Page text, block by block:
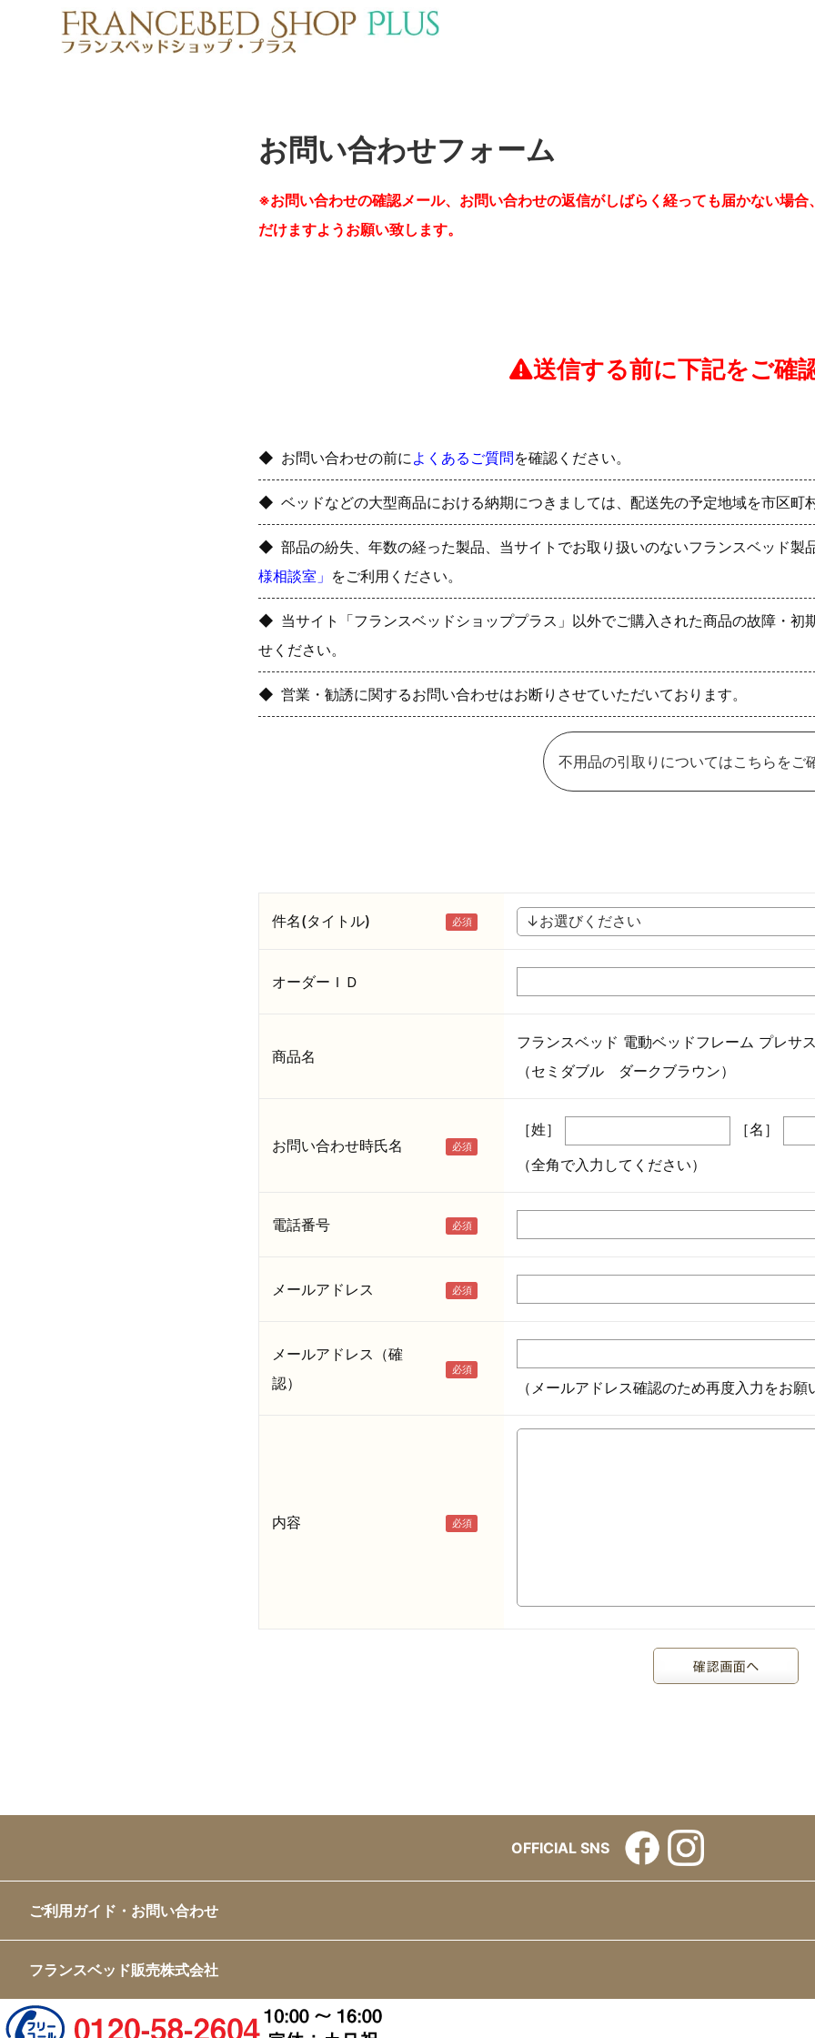
お問い合わせフォーム
※お問い合わせの確認メール、お問い合わせの返信がしばらく経っても届かない場
だけますようお願い致します。
送信する前に下記をご確
お問い合わせの前に よくあるご質問を確認ください。
ベッドなどの大型商品における納期につきましては、配送先の予定地域を市区町
部品の紛失、年数の経った製品、当サイトでお取り扱いのないフランスベッド製
様相談室」 をご利用ください。
当サイト「フランスベッドショッププラス」以外でご購入された商品の故障・
せください。
営業・勧誘に関するお問い合わせはお断りさせていただいております。
不用品の引取りについてはこちらをご
件名(タイトル)
オーダーＩＤ
商品名
フランスベッド 電動ベッドフレーム プレ
（セミダブル ダークブラウン）
お問い合わせ時氏名
［姓］
［名］
（全角で入力してください）
電話番号
メールアドレス
メールアドレス（確
認）
（メールアドレス確認のため再度入力をお願
内容
OFFICIAL SNS
ご利用ガイド・お問い合わせ
フランスベッド販売株式会社